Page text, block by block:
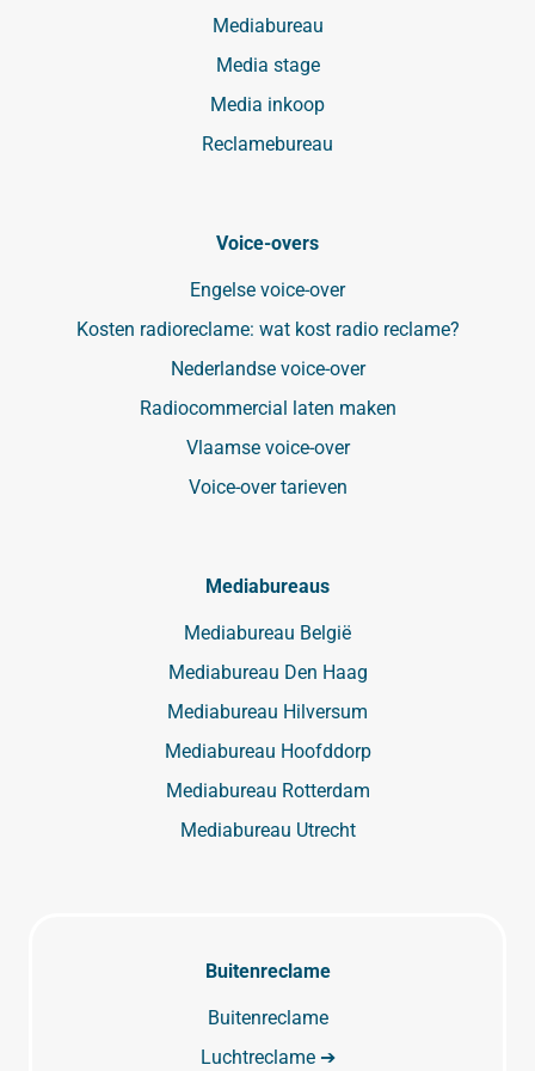
Mediabureau
Media stage
Media inkoop
Reclamebureau
Voice-overs
Engelse voice-over
Kosten radioreclame: wat kost radio reclame?
Nederlandse voice-over
Radiocommercial laten maken
Vlaamse voice-over
Voice-over tarieven
Mediabureaus
Mediabureau België
Mediabureau Den Haag
Mediabureau Hilversum
Mediabureau Hoofddorp
Mediabureau Rotterdam
Mediabureau Utrecht
Buitenreclame
Buitenreclame
Luchtreclame ➔